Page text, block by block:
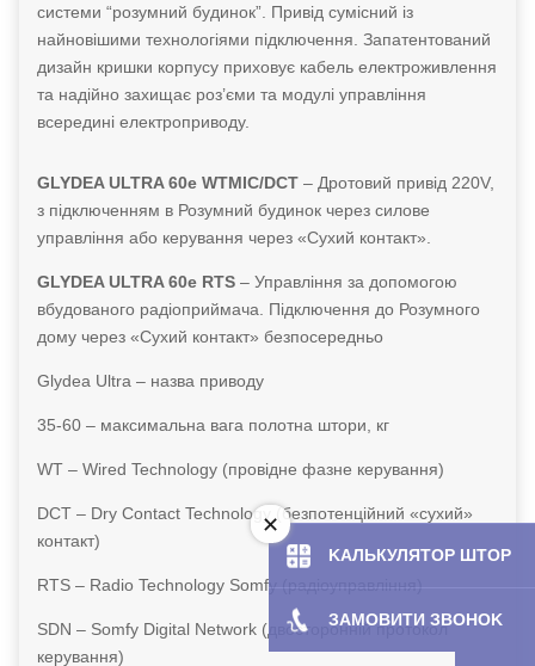
системи “розумний будинок”. Привід сумісний із
найновішими технологіями підключення. Запатентований
дизайн кришки корпусу приховує кабель електроживлення
та надійно захищає роз’єми та модулі управління
всередині електроприводу.
GLYDEA ULTRA 60e WTMIC/DCT– Дротовий привід 220V,
з підключенням в Розумний будинок через силове
управління або керування через «Сухий контакт».
GLYDEA ULTRA 60e RTS– Управління за допомогою
вбудованого радіоприймача. Підключення до Розумного
дому через «Сухий контакт» безпосередньо
Glydea Ultra – назва приводу
35-60 – максимальна вага полотна штори, кг
WT – Wired Technology (провідне фазне керування)
DCT – Dry Contact Technology (безпотенційний «сухий»
контакт)
RTS – Radio Technology Somfy (радіоуправління)
SDN – Somfy Digital Network (двосторонній протокол
керування)
KAЛЬКУЛЯТOP ШТОР
ЗАМОВИТИ ЗBOHOK